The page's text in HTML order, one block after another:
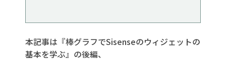
1.２軸グラフの作成
2.ウィジェットデザイン
2.1 列の種類
本記事は『棒グラフでSisenseのウィジェットの
基本を学ぶ』の後編、